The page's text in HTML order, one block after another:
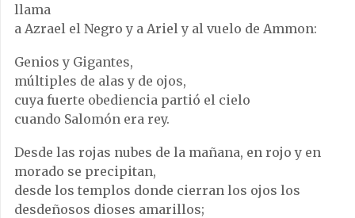
llama
a Azrael el Negro y a Ariel y al vuelo de Ammon:
Genios y Gigantes,
múltiples de alas y de ojos,
cuya fuerte obediencia partió el cielo
cuando Salomón era rey.
Desde las rojas nubes de la mañana, en rojo y en
morado se precipitan,
desde los templos donde cierran los ojos los
desdeñosos dioses amarillos;